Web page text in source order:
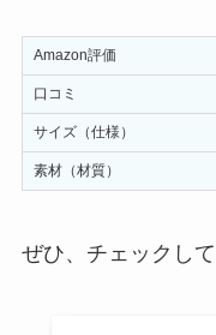
Amazon評価
口コミ
サイズ（仕様）
素材（材質）
ぜひ、チェックし